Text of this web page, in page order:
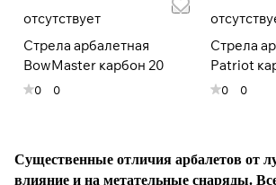
отсутствует
Стрела арбалетная
BowMaster карбон 20
0 0
Стрела
Patriot
0 0
Существенные отличия арбалетов от
влияние и на метательные снаряды.
Подробнее
25
Остались вопросы?